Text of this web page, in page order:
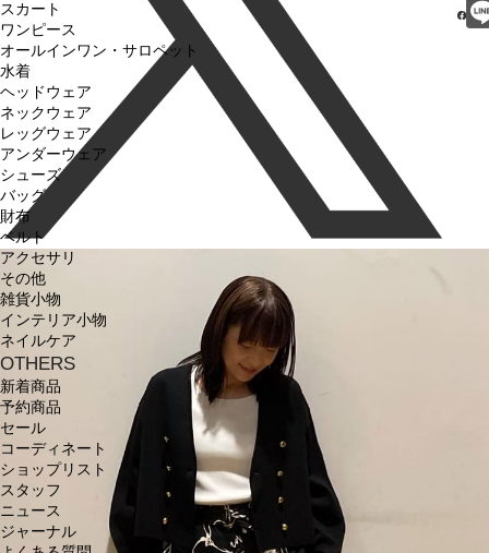
スカート
ワンピース
オールインワン・サロペット
水着
ヘッドウェア
ネックウェア
レッグウェア
アンダーウェア
シューズ
バッグ
財布
ベルト
アクセサリ
その他
雑貨小物
インテリア小物
ネイルケア
OTHERS
新着商品
予約商品
セール
コーディネート
ショップリスト
スタッフ
ニュース
ジャーナル